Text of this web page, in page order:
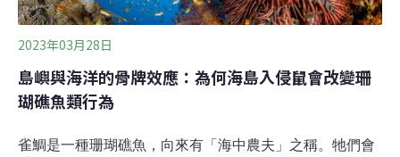
島、華南地區到東南亞多數島嶼上都可以發現牠們的蹤
中的緣故，牠們已成功入侵許多非原生地區，台灣也是其
中之一。曾列台灣十大外來入侵種 多線真稜蜥30年間族群
北擴、遍及離島
2023年03月28日
島嶼與海洋的骨牌效應：為何海島入侵鼠會改變珊
瑚礁魚類行為
雀鯛是一種珊瑚礁魚，向來有「海中農夫」之稱。牠們會